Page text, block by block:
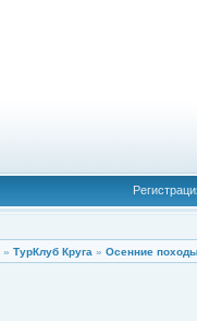
» ТурКлуб Круга » Осенние